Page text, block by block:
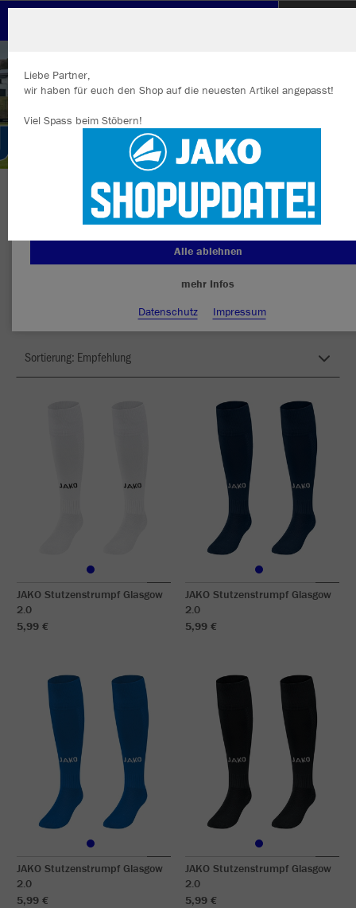
Herzlich Willkommen im Teamshop SV
Freudenberg
JAKO Stutzenstrumpf Glasgow
2.0
5,99 €
JAKO Stutzenstrumpf Glasgow
2.0
5,99 €
JAKO Stutzenstrumpf Glasgow
2.0
5,99 €
JAKO Stutzenstrumpf Glasgow
2.0
5,99 €
Liebe Partner,
wir haben für euch den Shop auf die neuesten Artikel angepasst!
Viel Spass beim Stöbern!
Wir verwenden Cookies
Durch die Analyse der Besucherdaten können wir dir personalisierte
Inhalte anzeigen und unsere Website verbessern. Weitere
zu den Cookies findest Du in den Einstellungen.
Alle akzeptieren
Alle ablehnen
mehr Infos
Datenschutz
Impressum